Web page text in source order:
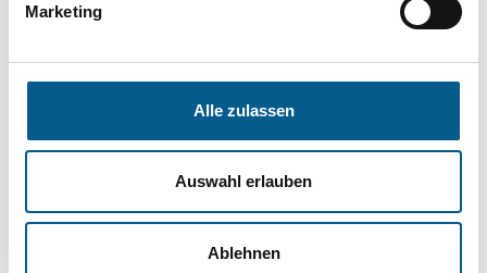
Marketing
Alle zulassen
Auswahl erlauben
Ablehnen
Themen: Kinder, Jugendliche & Familie
Themen: Gesundheitswesen
Themen: Natur- & Umweltschutz
Themen: Tierschutz
Themen: Wohltätige Zwecke